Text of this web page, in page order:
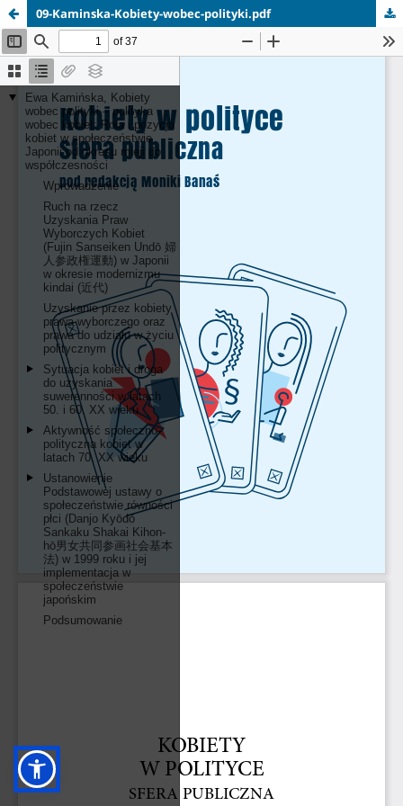
09-Kaminska-Kobiety-wobec-polityki.pdf